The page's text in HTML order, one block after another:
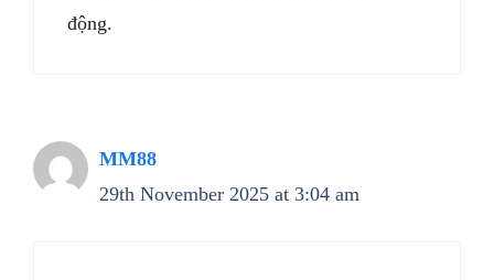
động.
MM88
29th November 2025 at 3:04 am